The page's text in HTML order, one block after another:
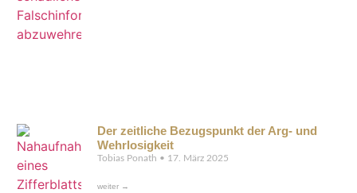
Der zeitliche Bezugspunkt der Arg- und
Wehrlosigkeit
Tobias Ponath 17. März 2025
weiter →